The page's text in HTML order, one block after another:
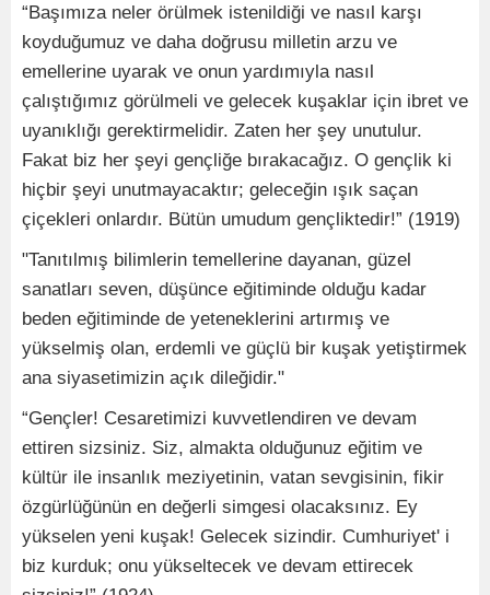
“Başımıza neler örülmek istenildiği ve nasıl karşı
koyduğumuz ve daha doğrusu milletin arzu ve
emellerine uyarak ve onun yardımıyla nasıl
çalıştığımız görülmeli ve gelecek kuşaklar için ibret ve
uyanıklığı gerektirmelidir. Zaten her şey unutulur.
Fakat biz her şeyi gençliğe bırakacağız. O gençlik ki
hiçbir şeyi unutmayacaktır; geleceğin ışık saçan
çiçekleri onlardır. Bütün umudum gençliktedir!” (1919)
"Tanıtılmış bilimlerin temellerine dayanan, güzel
sanatları seven, düşünce eğitiminde olduğu kadar
beden eğitiminde de yeteneklerini artırmış ve
yükselmiş olan, erdemli ve güçlü bir kuşak yetiştirmek
ana siyasetimizin açık dileğidir."
“Gençler! Cesaretimizi kuvvetlendiren ve devam
ettiren sizsiniz. Siz, almakta olduğunuz eğitim ve
kültür ile insanlık meziyetinin, vatan sevgisinin, fikir
özgürlüğünün en değerli simgesi olacaksınız. Ey
yükselen yeni kuşak! Gelecek sizindir. Cumhuriyet' i
biz kurduk; onu yükseltecek ve devam ettirecek